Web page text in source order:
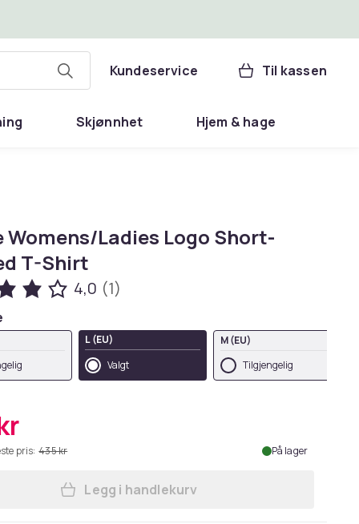
Kundeservice Til kassen
Skjønnhet Hjem & hage
Womens/Ladies Logo Short-
T-Shirt
4,0 (1)
L (EU)
Valgt
M (EU)
Tilgjengelig
pris: 435 kr På lager
Legg Barbie Womens/Ladies
Legg i handlekurv